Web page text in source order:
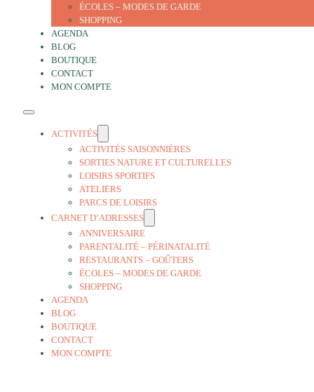
ÉCOLES – MODES DE GARDE
SHOPPING
AGENDA
BLOG
BOUTIQUE
CONTACT
MON COMPTE
ACTIVITÉS
ACTIVITÉS SAISONNIÈRES
SORTIES NATURE ET CULTURELLES
LOISIRS SPORTIFS
ATELIERS
PARCS DE LOISIRS
CARNET D’ADRESSES
ANNIVERSAIRE
PARENTALITÉ – PÉRINATALITÉ
RESTAURANTS – GOÛTERS
ÉCOLES – MODES DE GARDE
SHOPPING
AGENDA
BLOG
BOUTIQUE
CONTACT
MON COMPTE